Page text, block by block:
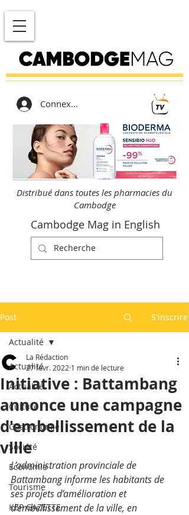
Connexion
Distribué dans toutes les pharmacies du
Cambodge
Cambodge Mag in English
Post S'inscrire
Actualité
Actualité
Culture
Gastronomie
Société
Economie
Tourisme
KEP GAZETTE
Actualité
Initiative : Battambang
annonce une campagne
d'embellissement de la
ville
La Rédaction
27 févr. 2022 1 min de lecture
L’administration provinciale de
Battambang informe les habitants de
ses projets d’amélioration et
d’embellissement de la ville, en